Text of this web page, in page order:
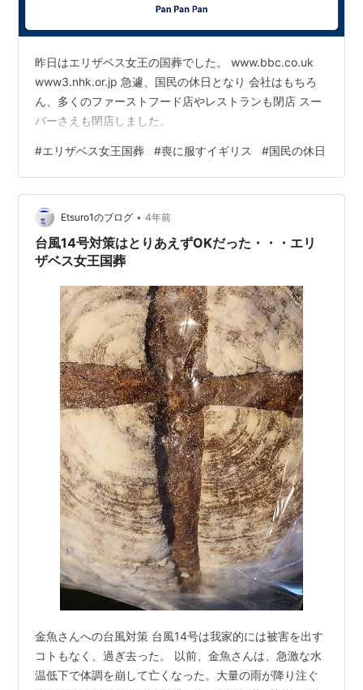
昨日はエリザベス女王の国葬でした。 www.bbc.co.uk
www3.nhk.or.jp 急遽、国民の休日となり 会社はもちろ
ん、多くのファーストフード店やレストランも閉店 スー
パーさえも閉店しました。
#エリザベス女王国葬 #喪に服すイギリス #国民の休日
Etsuro1のブログ • 4年前
台風14号対策はとりあえずOKだった・・・エリ
ザベス女王国葬
金魚さんへの台風対策 台風14号は我家的には被害を出す
コトもなく、過ぎ去った。 以前、金魚さんは、急激な水
温低下で体調を崩して亡くなった。大量の雨が降り注ぐ